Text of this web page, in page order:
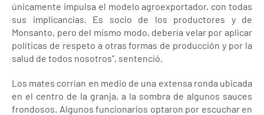
únicamente impulsa el modelo agroexportador, con todas
sus implicancias. Es socio de los productores y de
Monsanto, pero del mismo modo, debería velar por aplicar
políticas de respeto a otras formas de producción y por la
salud de todos nosotros”, sentenció.
Los mates corrían en medio de una extensa ronda ubicada
en el centro de la granja, a la sombra de algunos sauces
frondosos. Algunos funcionarios optaron por escuchar en